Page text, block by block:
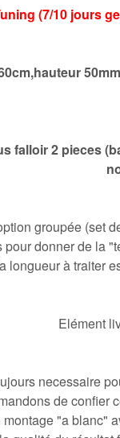
(7/10 jours
falloir 2 pieces
groupée (set
pour donner de la
longueur à traiter
Elément
necessaire
de confier
"a blanc"